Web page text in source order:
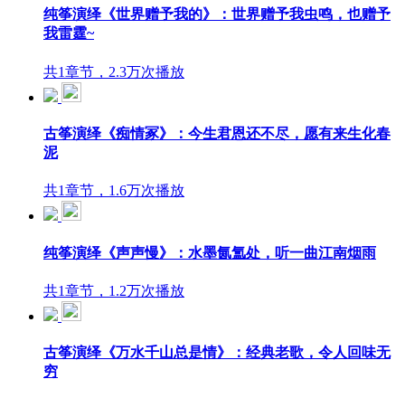
纯筝演绎《世界赠予我的》：世界赠予我虫鸣，也赠予
我雷霆~
共1章节，2.3万次播放
古筝演绎《痴情冢》：今生君恩还不尽，愿有来生化春
泥
共1章节，1.6万次播放
纯筝演绎《声声慢》：水墨氤氲处，听一曲江南烟雨
共1章节，1.2万次播放
古筝演绎《万水千山总是情》：经典老歌，令人回味无
穷